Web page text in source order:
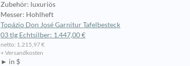
Zubehör: luxuriös
Messer: Hohlheft
Topázio Don José Garnitur Tafelbesteck
03 tlg Echtsilber: 1.447,00 €
netto: 1.215,97 €
+ Versandkosten
► in $